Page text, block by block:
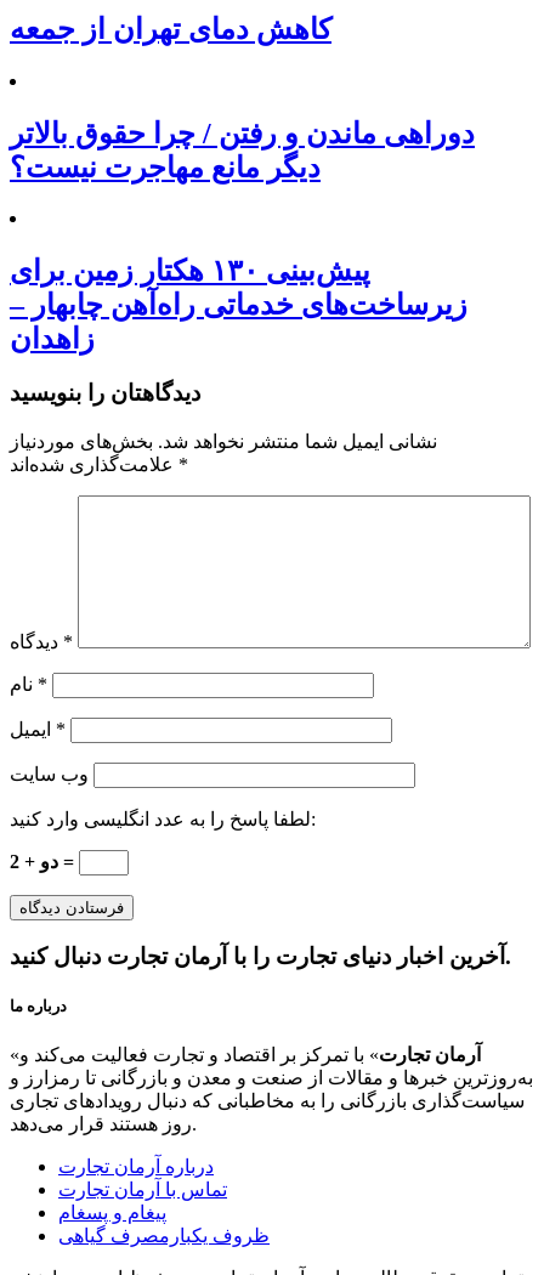
کاهش دمای تهران از جمعه
دوراهی ماندن و رفتن / چرا حقوق بالاتر
دیگر مانع مهاجرت نیست؟
پیش‌بینی ۱۳۰ هکتار زمین برای
زیرساخت‌های خدماتی راه‌آهن چابهار –
زاهدان
دیدگاهتان را بنویسید
نشانی ایمیل شما منتشر نخواهد شد. بخش‌های موردنیاز
*
*
*
*
وب‌ سایت
لطفا پاسخ را به عدد انگلیسی وارد کنید:
2 + دو =
آخرین اخبار دنیای تجارت را با آرمان تجارت دنبال کنید.
درباره ما
« آرمان تجارت» با تمرکز بر اقتصاد و تجارت فعالیت می‌کند و
به‌روزترین خبرها و مقالات از صنعت و معدن و بازرگانی تا رمزارز و
سیاست‌گذاری بازرگانی را به مخاطبانی که دنبال رویدادهای تجاری
روز هستند قرار می‌دهد.
درباره آرمان تجارت
تماس با آرمان تجارت
پیغام و پسغام
ظروف یکبارمصرف گیاهی